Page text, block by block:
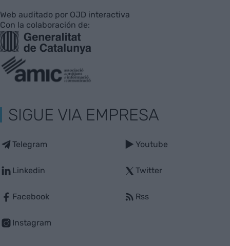
Web auditado por OJD interactiva
Con la colaboración de:
SIGUE VIA EMPRESA
Telegram
Linkedin
Facebook
Instagram
Youtube
Twitter
Rss